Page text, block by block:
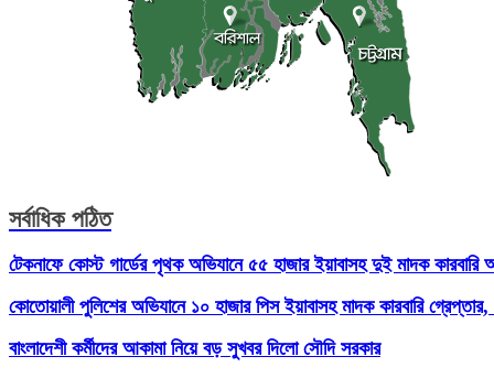
সর্বাধিক পঠিত
টেকনাফে কোস্ট গার্ডের পৃথক অভিযানে ৫৫ হাজার ইয়াবাসহ দুই মাদক
কোতোয়ালী পুলিশের অভিযানে ১০ হাজার পিস ইয়াবাসহ মাদক কারবারি
বাংলাদেশী কর্মীদের আকামা নিয়ে বড় সুখবর দিলো সৌদি সরকার